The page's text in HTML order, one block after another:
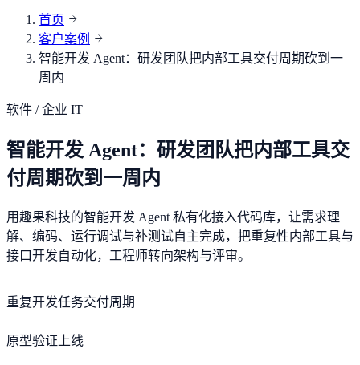
首页
客户案例
智能开发 Agent：研发团队把内部工具交付周期砍到一
周内
软件 / 企业 IT
智能开发 Agent：研发团队把内部工具交
付周期砍到一周内
用趣果科技的智能开发 Agent 私有化接入代码库，让需求理
解、编码、运行调试与补测试自主完成，把重复性内部工具与
接口开发自动化，工程师转向架构与评审。
重复开发任务交付周期
原型验证上线